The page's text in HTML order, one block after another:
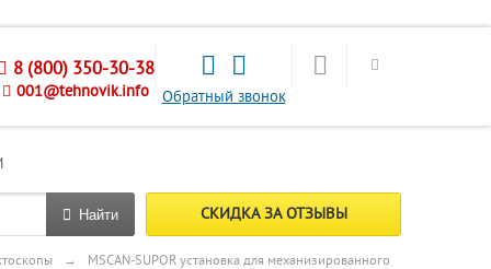
Обратный звонок
8 (800) 350-30-38
001@tehnovik.info
Найти СКИДКА ЗА ОТЗЫВЫ
→ MSCAN-SUPOR установка для механизированного